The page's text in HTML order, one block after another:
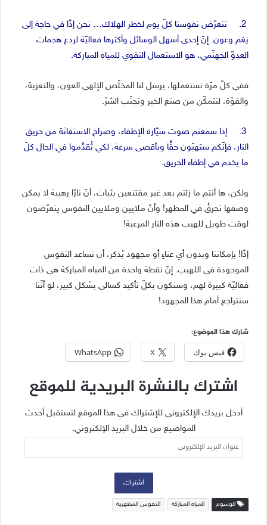
2. تتعرّض نفوسنا كلّ يوم لخطر الهلاك… نحن إذًا في حاجة إلى
نِعَم وعون. إنّ إحدى أسهل الوسائل وأكثرها فعاليّة لردع هجمات
العدوّ الجهنّمي، هو الاستعمال التقوي للمياه المباركة.
ففي كلّ مرّة نستعملها، يرسل لنا المخلّص الإلهي العون، والتعزية،
والقوّة، لنتمكّن من صنع الخير وتجنّب الشرّ.
3. إذا سمعتم صوت سيّارة الإطفاء، وصراخ الاستغاثة من حريق
النار، فإنّكم ستهبّون حقًّا وبأقصى سرعة، لكي تُقدِّموا في الحال كلّ
ما يخدم في إطفاء الحريق.
ولكن، ها أنتم ما زلتم بعد غير مقتنعين بثبات، أنّ نارًا رهيبة لا يمكن
وصفها تحرقُ في المطهر! وأنّ ملايين وملايين النفوس يتعرّضون
لوقت طويل للهيب هذه النار المرعبة!
إذًا! بإمكاننا وبدون أي عناءٍ أو مجهود يُذكر، أن نساعد النفوس
الموجودة في اللهيب. إنّ نقطة واحدة من المياه المباركة هي ذات
فعاليّة كبيرة لهم، وسنكون بكلّ تأكيد كسالى بشكل كبير، لو أنّنا
سنتراجع أمام هذا المجهود!
شارك هذا الموضوع:
فيس بوك X
WhatsApp
اشترك بالنشرة البريدية للموقع
أدخل بريدك الإلكتروني للإشتراك في هذا الموقع لتستقبل أحدث
المواضيع من خلال البريد الإلكتروني.
عنوان
البريد
اشتراك
الوسوم المياه المباركة النفوس المطهرية